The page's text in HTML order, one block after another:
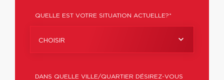
QUELLE EST VOTRE SITUATION ACTUELLE?*
CHOISIR
DANS QUELLE VILLE/QUARTIER DÉSIREZ-VOUS